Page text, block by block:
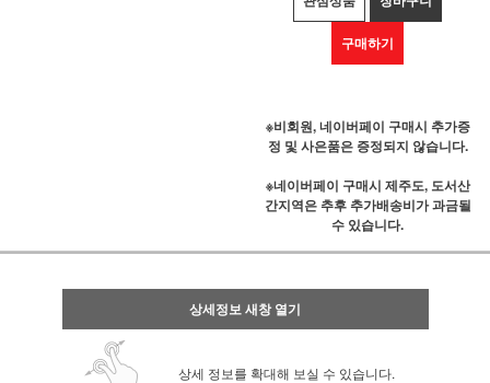
구매하기
※비회원, 네이버페이 구매시 추가증
정 및 사은품은 증정되지 않습니다.
※네이버페이 구매시 제주도, 도서산
간지역은 추후 추가배송비가 과금될
수 있습니다.
상세정보 새창 열기
상세 정보를 확대해 보실 수 있습니다.